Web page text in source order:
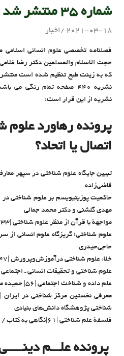
شماره 35 منتشر شد
2021-03-18
admin
اخبار
حجت الاسلام والمسلمین دکتر رضا
که به زینت طبع تنظیم شده است
نشریه ۴۴۰ صفحه تمام رنگی
نشریه از این قرار است:
پرونده رهاورد علوم
اتصال یا اتحاد؟
قاضی‌زاده
مهدی گلشنی و دکتر محمد جمالی
مواجهۀ با قرآن از منظر علوم شناختی |۳۳| گفت‌وگو با دکتر قاسم درزی
حاجی‌حیدری
خلاء علوم شناختی درآموزش‌و‌پرورش |۴۷| گفت‌وگو با دکتر محمود تلخابی
علوم شناختی و تحقیقات انسانی ـ اجتماعی |۵۰| دکتر احمد اولیایی
علم داده و شناخت اجتماعی |۵۶| حمیده معراج‌محمدی، زینب میرزایی
شناختی پژوهشگاه دانش‌های بنیادی
فلسفۀ علم شناختی |۶۱|نگاهی به کتاب / نویسنده: مارک جی.کین
پرونده علـــم